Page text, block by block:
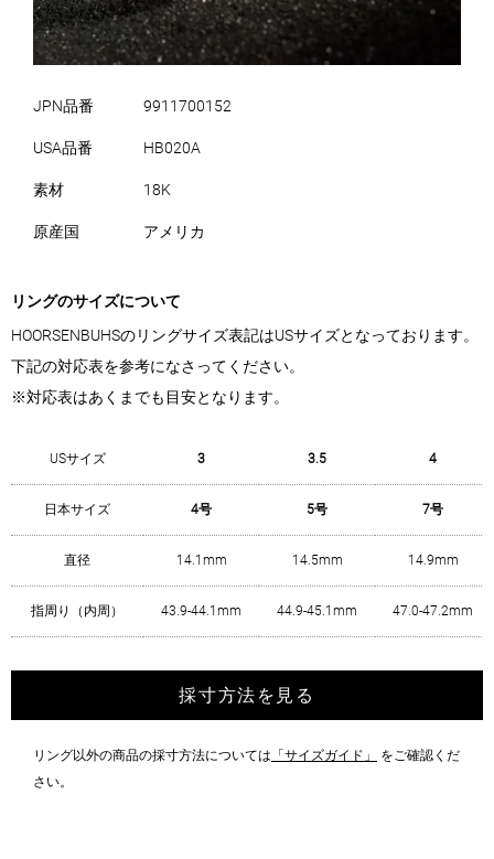
JPN品番 9911700152
USA品番 HB020A
素材 18K
原産国 アメリカ
リングのサイズについて
HOORSENBUHSのリングサイズ表記はUSサイズとなっております。
下記の対応表を参考になさってください。
※対応表はあくまでも目安となります。
USサイズ 3 3.5 4
日本サイズ 4号 5号 7号
直径 14.1mm 14.5mm 14.9mm
指周り（内周） 43.9-44.1mm 44.9-45.1mm 47.0-47.2mm
採寸方法を見る
リング以外の商品の採寸方法については 「サイズガイド」
をご確認くだ
さい。